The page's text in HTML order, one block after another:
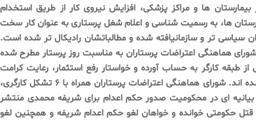
ها و مراکز پزشکی، افزایش نیروی کار از طریق استخدام
ها، به رسمیت شناسی و اعلام شغل پرستاری به عنوان کار سخت
سیاسی تر و سازمانیافته شده و مطالباتشان رادیکال تر شده است.
هماهنگی اعتراضات پرستاران به مناسبت روز پرستار مطرح شده
طبقه کارگر به حساب آورده و خواستار رفع استثمار، رعایت کرامت
پرستار، ازادی تشکل و لغو اعدام شده اند. شورای هماهنگی اعتراضات پرستاران همراه با ۶ تشکل کارگری،
زنان و آزادیخواهان در تیرماه ۱۴۰۳ بیانیه ای در محکومیت صدور حکم اعدام برای شریفه محمدی منتشر
را قتل حکومتی خوانده و خواهان لغو حکم اعدام شریفه و همچنین لغو